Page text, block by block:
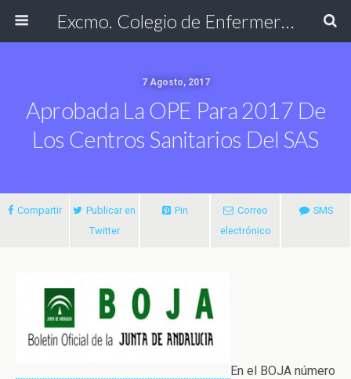
Excmo. Colegio de Enfermería de Cádiz
7 Agosto, 2017
Aprobada La OPE Para 2017 De
Los Centros Sanitarios Del SAS
Compartir
Publicar en
Twitter
Pin
Correo
electrónico
SMS
En el BOJA número